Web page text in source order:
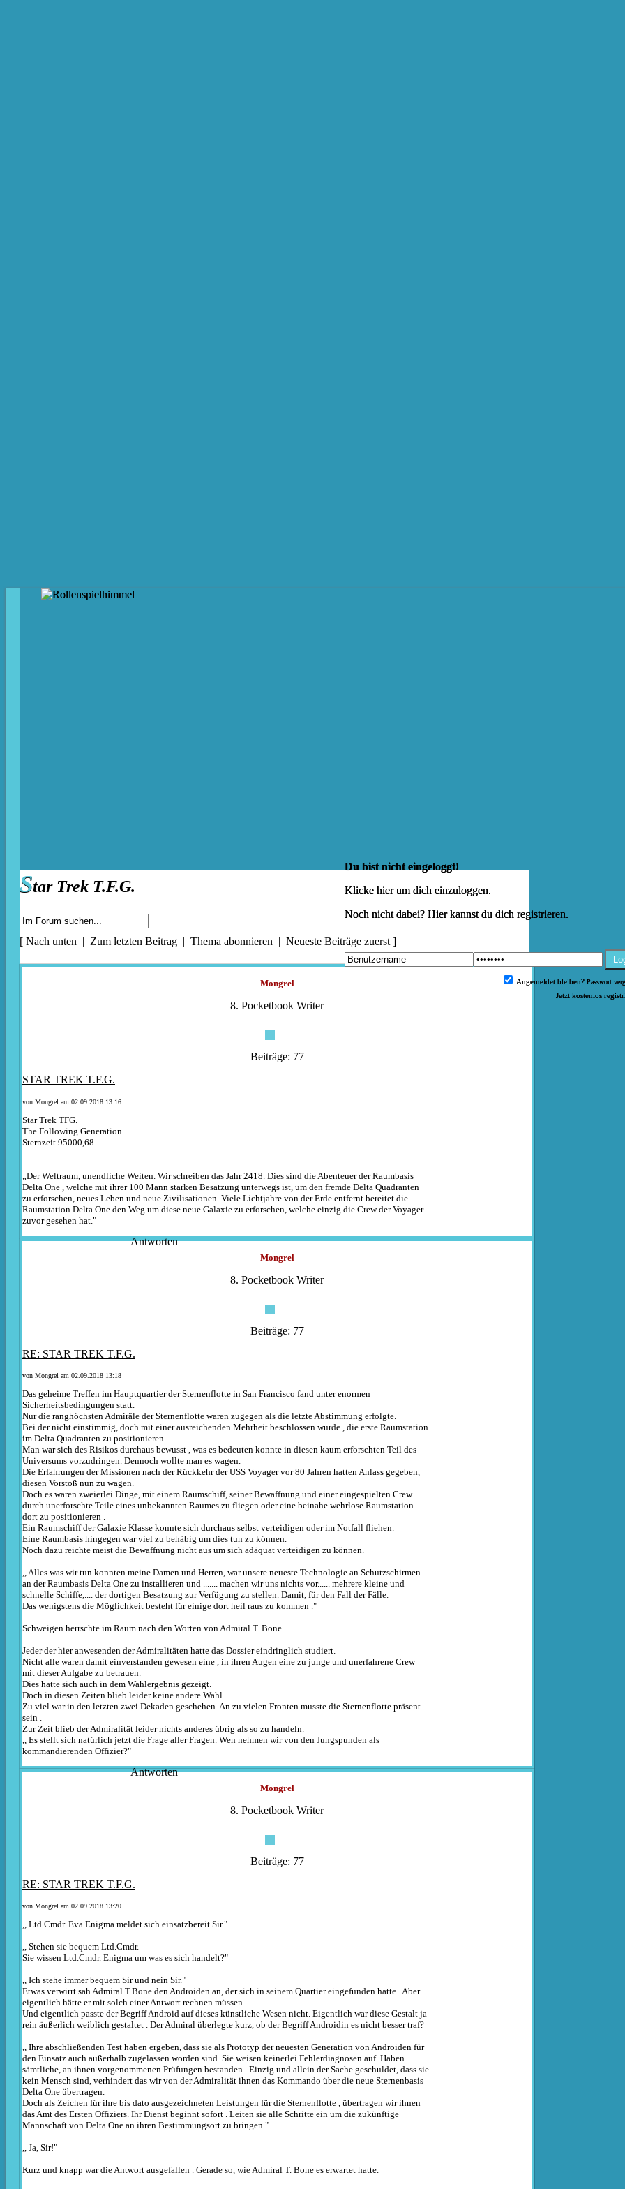
Du bist nicht eingeloggt!
Klicke hier um dich einzuloggen.
Noch nicht dabei? Hier kannst du dich registrieren.
Angemeldet bleiben? Passwort
Jetzt kostenlos
Star Trek T.F.G.
[ Nach unten | Zum letzten Beitrag | Thema abonnieren | Neueste Beiträge zuerst ]
Mongrel
8. Pocketbook Writer
Beiträge: 77
STAR TREK T.F.G.
von Mongrel am 02.09.2018 13:16
Star Trek TFG.
The Following Generation
Sternzeit 95000,68
„Der Weltraum, unendliche Weiten. Wir schreiben das Jahr 2418. Dies sind die Abenteuer der Raumbasis
Delta One , welche mit ihrer 100 Mann starken Besatzung unterwegs ist, um den fremde Delta Quadranten
zu erforschen, neues Leben und neue Zivilisationen. Viele Lichtjahre von der Erde entfernt bereitet die
Raumstation Delta One den Weg um diese neue Galaxie zu erforschen, welche einzig die Crew der Voyager
zuvor gesehen hat."
Antworten
Mongrel
8. Pocketbook Writer
Beiträge: 77
RE: STAR TREK T.F.G.
von Mongrel am 02.09.2018 13:18
Das geheime Treffen im Hauptquartier der Sternenflotte in San Francisco fand unter enormen
Sicherheitsbedingungen statt.
Nur die ranghöchsten Admiräle der Sternenflotte waren zugegen als die letzte Abstimmung erfolgte.
Bei der nicht einstimmig, doch mit einer ausreichenden Mehrheit beschlossen wurde , die erste Raumstation
im Delta Quadranten zu positionieren .
Man war sich des Risikos durchaus bewusst , was es bedeuten konnte in diesen kaum erforschten Teil des
Universums vorzudringen. Dennoch wollte man es wagen.
Die Erfahrungen der Missionen nach der Rückkehr der USS Voyager vor 80 Jahren hatten Anlass gegeben,
diesen Vorstoß nun zu wagen.
Doch es waren zweierlei Dinge, mit einem Raumschiff, seiner Bewaffnung und einer eingespielten Crew
durch unerforschte Teile eines unbekannten Raumes zu fliegen oder eine beinahe wehrlose Raumstation
dort zu positionieren .
Ein Raumschiff der Galaxie Klasse konnte sich durchaus selbst verteidigen oder im Notfall fliehen.
Eine Raumbasis hingegen war viel zu behäbig um dies tun zu können.
Noch dazu reichte meist die Bewaffnung nicht aus um sich adäquat verteidigen zu können.
,, Alles was wir tun konnten meine Damen und Herren, war unsere neueste Technologie an Schutzschirmen
an der Raumbasis Delta One zu installieren und ....... machen wir uns nichts vor...... mehrere kleine und
schnelle Schiffe,.... der dortigen Besatzung zur Verfügung zu stellen. Damit, für den Fall der Fälle.
Das wenigstens die Möglichkeit besteht für einige dort heil raus zu kommen ."
Schweigen herrschte im Raum nach den Worten von Admiral T. Bone.
Jeder der hier anwesenden der Admiralitäten hatte das Dossier eindringlich studiert.
Nicht alle waren damit einverstanden gewesen eine , in ihren Augen eine zu junge und unerfahrene Crew
mit dieser Aufgabe zu betrauen.
Dies hatte sich auch in dem Wahlergebnis gezeigt.
Doch in diesen Zeiten blieb leider keine andere Wahl.
Zu viel war in den letzten zwei Dekaden geschehen. An zu vielen Fronten musste die Sternenflotte präsent
sein .
Zur Zeit blieb der Admiralität leider nichts anderes übrig als so zu handeln.
,, Es stellt sich natürlich jetzt die Frage aller Fragen. Wen nehmen wir von den Jungspunden als
kommandierenden Offizier?"
Antworten
Mongrel
8. Pocketbook Writer
Beiträge: 77
RE: STAR TREK T.F.G.
von Mongrel am 02.09.2018 13:20
,, Ltd.Cmdr. Eva Enigma meldet sich einsatzbereit Sir."
,, Stehen sie bequem Ltd.Cmdr.
Sie wissen Ltd.Cmdr. Enigma um was es sich handelt?"
,, Ich stehe immer bequem Sir und nein Sir."
Etwas verwirrt sah Admiral T.Bone den Androiden an, der sich in seinem Quartier eingefunden hatte . Aber
eigentlich hätte er mit solch einer Antwort rechnen müssen.
Und eigentlich passte der Begriff Android auf dieses künstliche Wesen nicht. Eigentlich war diese Gestalt ja
rein äußerlich weiblich gestaltet . Der Admiral überlegte kurz, ob der Begriff Androidin es nicht besser traf?
,, Ihre abschließenden Test haben ergeben, dass sie als Prototyp der neuesten Generation von Androiden für
den Einsatz auch außerhalb zugelassen worden sind. Sie weisen keinerlei Fehlerdiagnosen auf. Haben
sämtliche, an ihnen vorgenommenen Prüfungen bestanden . Einzig und allein der Sache geschuldet, dass sie
kein Mensch sind, verhindert das wir von der Admiralität ihnen das Kommando über die neue Sternenbasis
Delta One übertragen.
Doch als Zeichen für ihre bis dato ausgezeichneten Leistungen für die Sternenflotte , übertragen wir ihnen
das Amt des Ersten Offiziers. Ihr Dienst beginnt sofort . Leiten sie alle Schritte ein um die zukünftige
Mannschaft von Delta One an ihren Bestimmungsort zu bringen."
,, Ja, Sir!"
Kurz und knapp war die Antwort ausgefallen . Gerade so, wie Admiral T. Bone es erwartet hatte.